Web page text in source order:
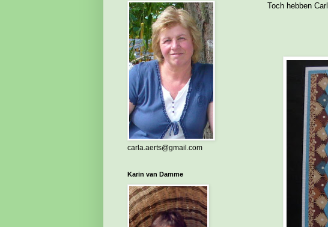
Toch hebben
carla.aerts@gmail.com
Karin van Damme